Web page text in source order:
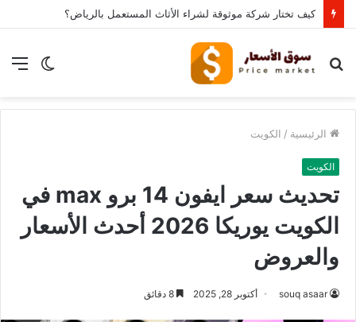
كيف تختار شركة موثوقة لشراء الأثاث المستعمل بالرياض؟
الوضع
بحث
الرئيسية / الكويت
الكويت
تحديث سعر ايفون 14 برو max في
الكويت يوريكا 2026 أحدث الأسعار
والعروض
souq asaar أكتوبر 28, 2025